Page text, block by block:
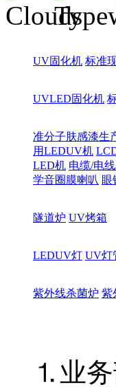
UV固化机 标准
UVLED固化机
准分子肤感漆生
用LEDUV机
LED机 电缆/电
学音圈膜喇叭 眼
隧道炉 UV烤箱
LEDUV灯 UV灯
紫外线杀菌炉 紫
⒈业务